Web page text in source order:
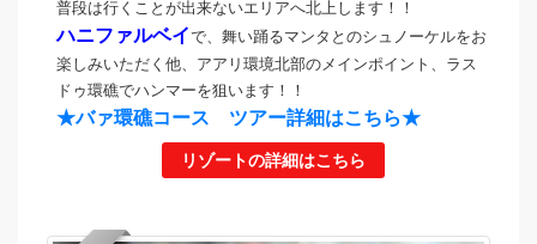
普段は行くことが出来ないエリアへ北上します！！
ハニファルベイで、舞い踊るマンタとのシュノーケルをお
楽しみいただく他、アアリ環境北部の メインポイント、ラス
ドゥ環礁でハンマーを狙います！！
★バァ環礁コース ツアー詳細はこちら★
リゾートの詳細はこちら